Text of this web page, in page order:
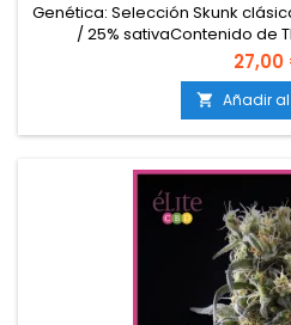
Genética: Selección Skunk
/ 25% sativaContenido de
floración: 7-8 semanas en
interior: 500-600 g/
g/planta (lista a finales de
octubre)Altura: 100-140 cm en
27,00
 Añadir